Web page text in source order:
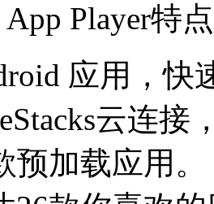
App Player特
应用，快
云连接
预加载应用。